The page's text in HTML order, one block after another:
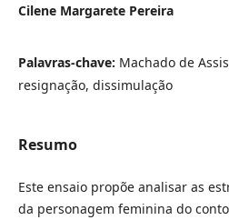
Cilene Margarete Pereira
Palavras-chave: Machado de
resignação, dissimulação
Resumo
Este ensaio propõe analisar as
da personagem feminina do